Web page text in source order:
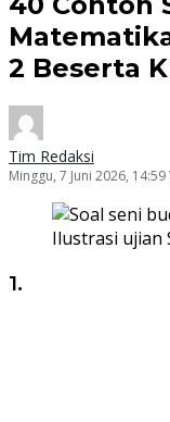
2 Beserta
Tim Redaksi
Minggu, 7 Juni 2026, 14:59
Ilustrasi ujian
1.